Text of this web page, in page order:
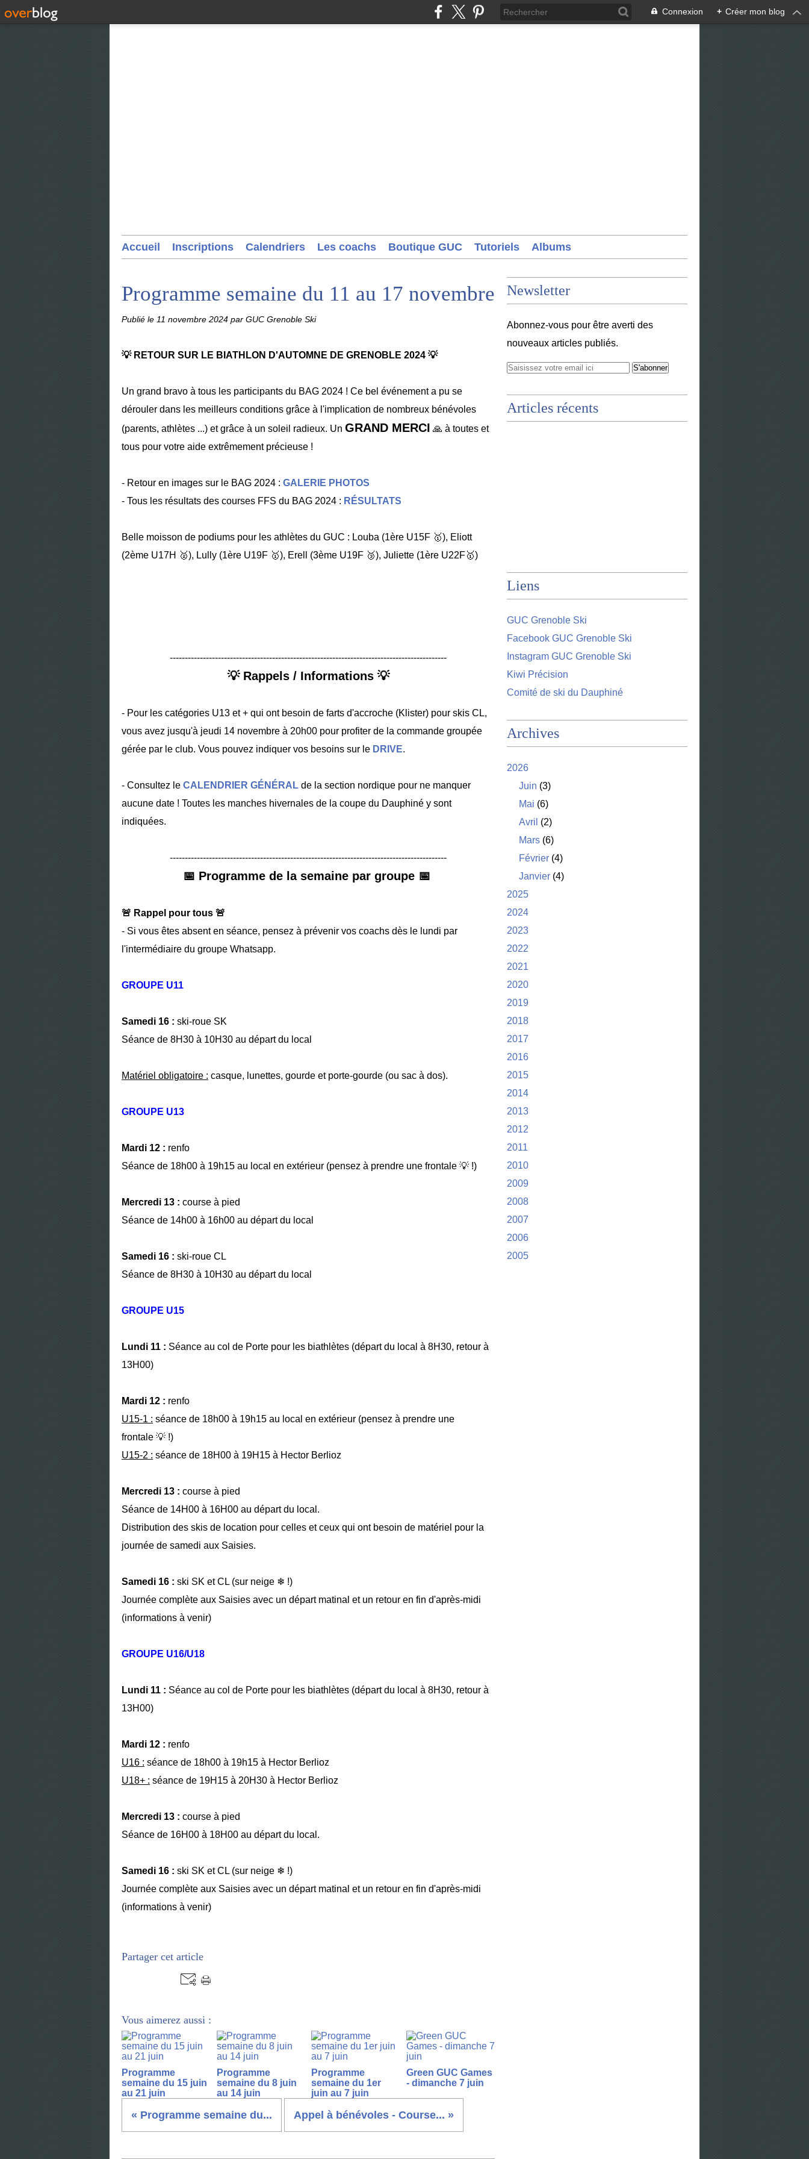
Connexion + Créer mon blog
Accueil Inscriptions Calendriers Les coachs Boutique GUC Tutoriels Albums
Programme semaine du 11 au 17 novembre
Publié le 11 novembre 2024 par GUC Grenoble Ski
💡 RETOUR SUR LE BIATHLON D'AUTOMNE DE GRENOBLE 2024 💡
Un grand bravo à tous les participants du BAG 2024 ! Ce bel événement a pu se
dérouler dans les meilleurs conditions grâce à l'implication de nombreux bénévoles
(parents, athlètes ...) et grâce à un soleil radieux. Un GRAND MERCI 🙏 à toutes et
tous pour votre aide extrêmement précieuse !
- Retour en images sur le BAG 2024 : GALERIE PHOTOS
- Tous les résultats des courses FFS du BAG 2024 : RÉSULTATS
Belle moisson de podiums pour les athlètes du GUC : Louba (1ère U15F 🥇), Eliott
(2ème U17H 🥈), Lully (1ère U19F 🥇), Erell (3ème U19F 🥉), Juliette (1ère U22F🥇)
--------------------------------------------------------------------------------------------
💡 Rappels / Informations 💡
- Pour les catégories U13 et + qui ont besoin de farts d'accroche (Klister) pour skis CL,
vous avez jusqu'à jeudi 14 novembre à 20h00 pour profiter de la commande groupée
gérée par le club. Vous pouvez indiquer vos besoins sur le DRIVE.
- Consultez le CALENDRIER GÉNÉRAL de la section nordique pour ne manquer
aucune date ! Toutes les manches hivernales de la coupe du Dauphiné y sont
indiquées.
--------------------------------------------------------------------------------------------
📅 Programme de la semaine par groupe 📅
🚨 Rappel pour tous 🚨
- Si vous êtes absent en séance, pensez à prévenir vos coachs dès le lundi par
l'intermédiaire du groupe Whatsapp.
GROUPE U11
Samedi 16 : ski-roue SK
Séance de 8H30 à 10H30 au départ du local
Matériel obligatoire : casque, lunettes, gourde et porte-gourde (ou sac à dos).
GROUPE U13
Mardi 12 : renfo
Séance de 18h00 à 19h15 au local en extérieur (pensez à prendre une frontale 💡 !)
Mercredi 13 : course à pied
Séance de 14h00 à 16h00 au départ du local
Samedi 16 : ski-roue CL
Séance de 8H30 à 10H30 au départ du local
GROUPE U15
Lundi 11 : Séance au col de Porte pour les biathlètes (départ du local à 8H30, retour à
13H00)
Mardi 12 : renfo
U15-1 : séance de 18h00 à 19h15 au local en extérieur (pensez à prendre une
frontale 💡 !)
U15-2 : séance de 18H00 à 19H15 à Hector Berlioz
Mercredi 13 : course à pied
Séance de 14H00 à 16H00 au départ du local.
Distribution des skis de location pour celles et ceux qui ont besoin de matériel pour la
journée de samedi aux Saisies.
Samedi 16 : ski SK et CL (sur neige ❄ !)
Journée complète aux Saisies avec un départ matinal et un retour en fin d'après-midi
(informations à venir)
GROUPE U16/U18
Lundi 11 : Séance au col de Porte pour les biathlètes (départ du local à 8H30, retour à
13H00)
Mardi 12 : renfo
U16 : séance de 18h00 à 19h15 à Hector Berlioz
U18+ : séance de 19H15 à 20H30 à Hector Berlioz
Mercredi 13 : course à pied
Séance de 16H00 à 18H00 au départ du local.
Samedi 16 : ski SK et CL (sur neige ❄ !)
Journée complète aux Saisies avec un départ matinal et un retour en fin d'après-midi
(informations à venir)
Partager cet article
Vous aimerez aussi :
Programme
semaine du 15 juin
au 21 juin
Programme
semaine du 8 juin
au 14 juin
Programme
semaine du 1er
juin au 7 juin
Green GUC Games
- dimanche 7 juin
« Programme semaine du... Appel à bénévoles - Course... »
Newsletter
Abonnez-vous pour être averti des
nouveaux articles publiés.
Articles récents
Liens
GUC Grenoble Ski
Facebook GUC Grenoble Ski
Instagram GUC Grenoble Ski
Kiwi Précision
Comité de ski du Dauphiné
Archives
2026
Juin (3)
Mai (6)
Avril (2)
Mars (6)
Février (4)
Janvier (4)
2025
2024
2023
2022
2021
2020
2019
2018
2017
2016
2015
2014
2013
2012
2011
2010
2009
2008
2007
2006
2005